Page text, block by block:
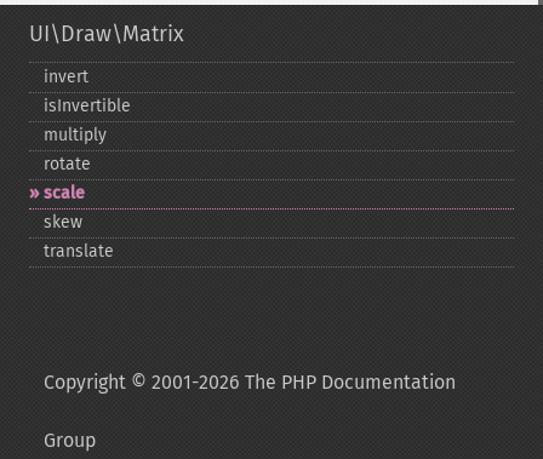
UI\Draw\Matrix
invert
isInvertible
multiply
rotate
scale
skew
translate
Copyright © 2001-2026 The PHP Documentation
Group